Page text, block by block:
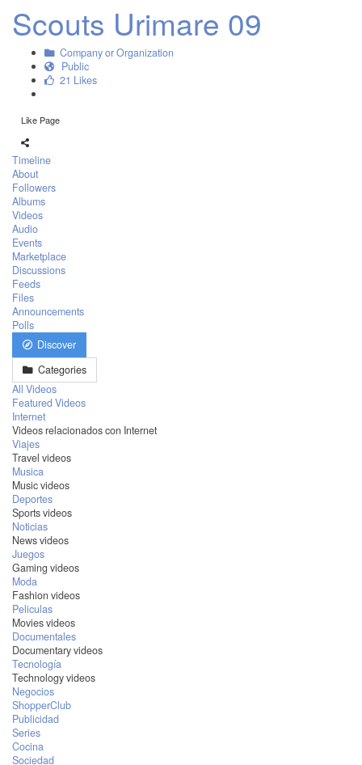
Scouts Urimare 09
Company or Organization
Public
21 Likes
Like Page
Timeline
About
Followers
Albums
Videos
Audio
Events
Marketplace
Discussions
Feeds
Files
Announcements
Polls
Discover
Categories
All Videos
Featured Videos
Internet
Videos relacionados con Internet
Viajes
Travel videos
Musica
Music videos
Deportes
Sports videos
Noticias
News videos
Juegos
Gaming videos
Moda
Fashion videos
Peliculas
Movies videos
Documentales
Documentary videos
Tecnología
Technology videos
Negocios
ShopperClub
Publicidad
Series
Cocina
Sociedad